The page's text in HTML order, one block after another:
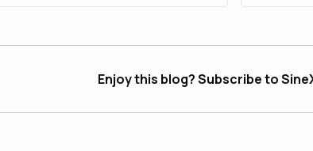
Enjoy this blog? Subscribe to